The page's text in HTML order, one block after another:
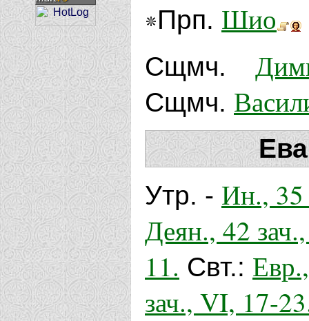
Прп. Шио
Сщмч.
Сщмч.
Утр. - Ин., 35
Деян., 42
11. Свт.:
зач., VI, 17-